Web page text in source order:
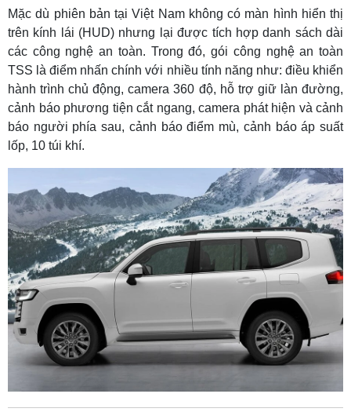
Mặc dù phiên bản tại Việt Nam không có màn hình hiển thị
trên kính lái (HUD) nhưng lại được tích hợp danh sách dài
các công nghệ an toàn. Trong đó, gói công nghệ an toàn
TSS là điểm nhấn chính với nhiều tính năng như: điều khiển
hành trình chủ động, camera 360 độ, hỗ trợ giữ làn đường,
cảnh báo phương tiện cắt ngang, camera phát hiện và cảnh
báo người phía sau, cảnh báo điểm mù, cảnh báo áp suất
lốp, 10 túi khí.